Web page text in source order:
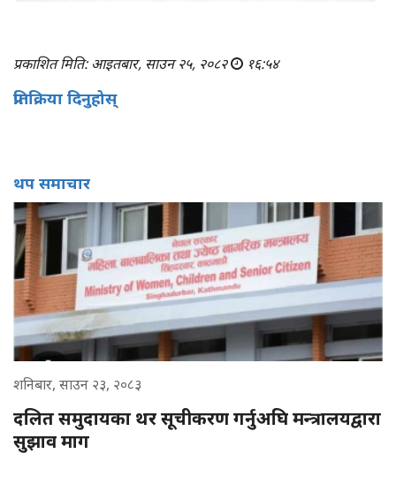
प्रकाशित मिति: आइतबार, साउन २५, २०८२ १६:५४
प्रतिक्रिया दिनुहोस्
थप समाचार
शनिबार, साउन २३, २०८३
दलित समुदायका थर सूचीकरण गर्नुअघि मन्त्रालयद्वारा
सुझाव माग